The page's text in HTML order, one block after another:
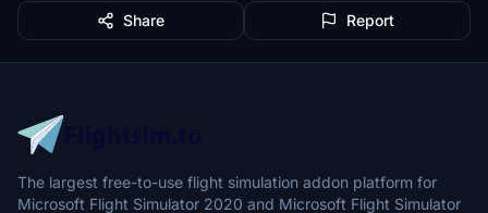
Share Report
The largest free-to-use flight simulation addon platform for
Microsoft Flight Simulator 2020 and Microsoft Flight Simulator